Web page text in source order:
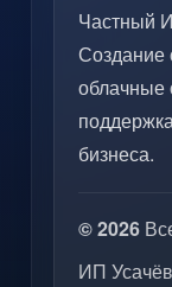
Частный
Создание
облачные
бизнеса.
© 2026
ИП